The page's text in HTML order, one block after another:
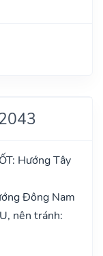
Hướng Tây
Đông Nam
nên tránh: